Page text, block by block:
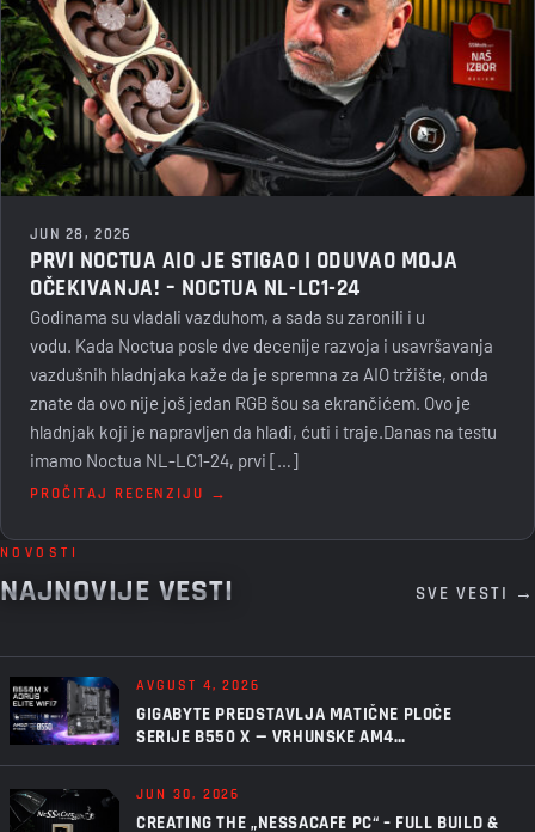
JUN 28, 2026
PRVI NOCTUA AIO JE STIGAO I ODUVAO MOJA
OČEKIVANJA! – NOCTUA NL-LC1-24
Godinama su vladali vazduhom, a sada su zaronili i u
vodu. Kada Noctua posle dve decenije razvoja i usavršavanja
vazdušnih hladnjaka kaže da je spremna za AIO tržište, onda
znate da ovo nije još jedan RGB šou sa ekrančićem. Ovo je
hladnjak koji je napravljen da hladi, ćuti i traje.Danas na testu
imamo Noctua NL-LC1-24, prvi […]
PROČITAJ RECENZIJU →
NOVOSTI
NAJNOVIJE VESTI SVE VESTI →
AVGUST 4, 2026
GIGABYTE PREDSTAVLJA MATIČNE PLOČE
SERIJE B550 X — VRHUNSKE AM4
JUN 30, 2026
CREATING THE „NESSACAFE PC“ – FULL BUILD &